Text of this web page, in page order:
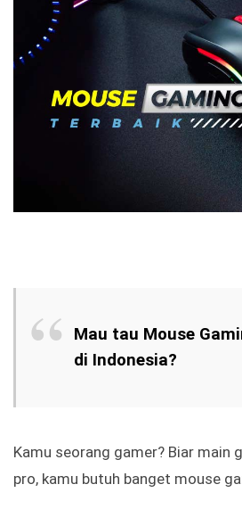
Mau tau Mouse
di Indonesia?
Kamu seorang gamer? Biar main
pro, kamu butuh banget mouse